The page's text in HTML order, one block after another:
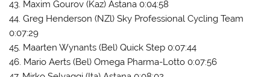
43. Maxim Gourov (Kaz) Astana 0:04:58
44. Greg Henderson (NZl) Sky Professional Cycling Team
0:07:29
45. Maarten Wynants (Bel) Quick Step 0:07:44
46. Mario Aerts (Bel) Omega Pharma-Lotto 0:07:56